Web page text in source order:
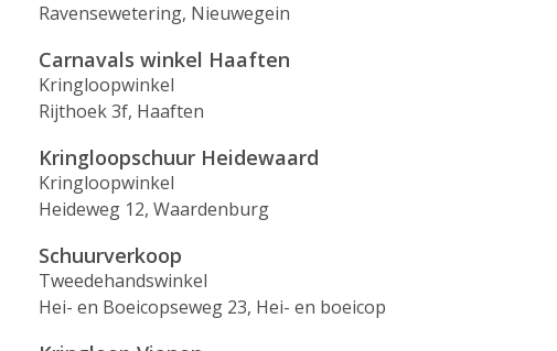
Ravensewetering, Nieuwegein
Carnavals winkel Haaften
Kringloopwinkel
Rijthoek 3f, Haaften
Kringloopschuur Heidewaard
Kringloopwinkel
Heideweg 12, Waardenburg
Schuurverkoop
Tweedehandswinkel
Hei- en Boeicopseweg 23, Hei- en boeicop